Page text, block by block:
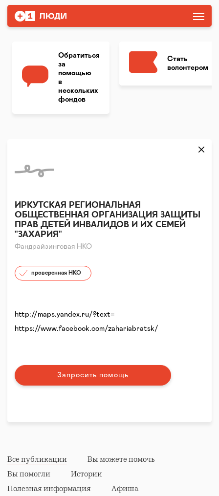
Обратиться
за
помощью
в
нескольких
фондов
Стать
волонтером
Фандрайзинговая НКО
ИРКУТСКАЯ РЕГИОНАЛЬНАЯ
ОБЩЕСТВЕННАЯ ОРГАНИЗАЦИЯ ЗАЩИТЫ
ПРАВ ДЕТЕЙ ИНВАЛИДОВ И ИХ СЕМЕЙ
"ЗАХАРИЯ"
проверенная НКО
http://maps.yandex.ru/?text=
https://www.facebook.com/zahariabratsk/
Запросить помощь
Все публикации
Вы можете помочь
Вы помогли
Истории
Полезная информация
Афиша